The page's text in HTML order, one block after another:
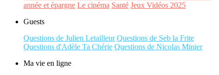
année et épargne Le cinéma Santé Jeux Vidéos 2025
Guests
Questions de Julien Letailleur Questions de Seb la Frite
Questions d'Adèle Ta Chérie Questions de Nicolas Minier
Ma vie en ligne